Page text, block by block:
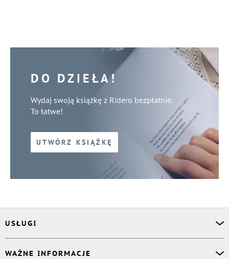
DO DZIEŁA!
Wydaj swoją książkę z Ridero bezpłatnie.
To łatwe!
UTWÓRZ KSIĄŻKĘ
USŁUGI
WAŻNE INFORMACJE